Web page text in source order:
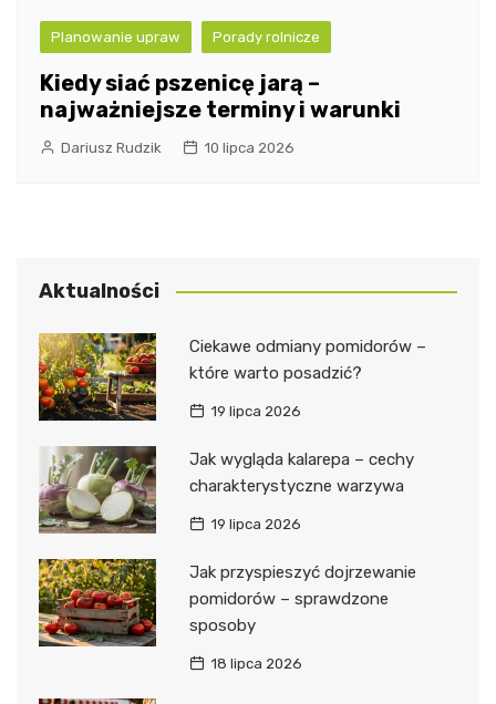
Planowanie upraw Porady rolnicze
Kiedy siać pszenicę jarą –
najważniejsze terminy i warunki
Dariusz Rudzik 10 lipca 2026
Aktualności
Ciekawe odmiany pomidorów –
które warto posadzić?
19 lipca 2026
Jak wygląda kalarepa – cechy
charakterystyczne warzywa
19 lipca 2026
Jak przyspieszyć dojrzewanie
pomidorów – sprawdzone
sposoby
18 lipca 2026